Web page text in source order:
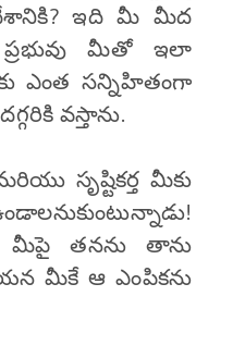
ఇది మీ మీద
మీతో ఇలా
ఎంత సన్నిహితంగా
వస్తాను.
సృష్టికర్త మీకు
తనను తాను
మీకే ఆ ఎంపికను